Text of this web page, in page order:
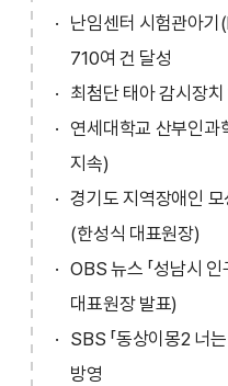
난임센터 시험관아
710여 건 달성
최첨단 태아 감시장치
연세대학교 산부인과
지속)
경기도 지역장애인
(한성식 대표원장)
OBS 뉴스 「성남시
대표원장 발표)
SBS 「동상이몽2 너
방영